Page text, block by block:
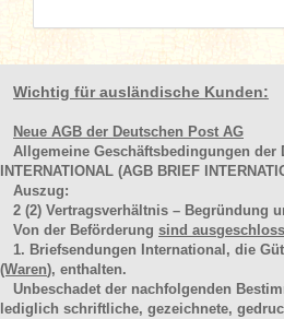
Wichtig für ausländische Kunden:
Neue AGB der Deutschen Post AG
Allgemeine Geschäftsbedingungen der
INTERNATIONAL (AGB BRIEF
Auszug:
2 (2) Vertragsverhältnis – Begründung
Von der Beförderung sind
1. Briefsendungen International, die
(Waren), enthalten.
Unbeschadet der nachfolgenden
lediglich schriftliche, gezeichnete,